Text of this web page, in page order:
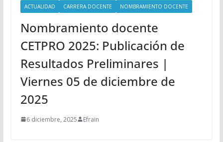
ACTUALIDAD CARRERA DOCENTE NOMBRAMIENTO DOCENTE
Nombramiento docente
CETPRO 2025: Publicación de
Resultados Preliminares |
Viernes 05 de diciembre de
2025
6 diciembre, 2025 Efrain